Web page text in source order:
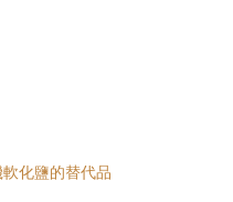
化鹽的替代品